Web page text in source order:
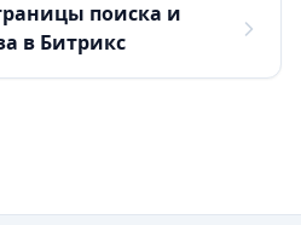
поиска и
в Битрикс